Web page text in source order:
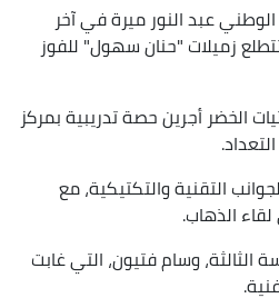
عبد النور ميرة في آخر
الذهاب (2 – 1)، تتطلع زميلات "حنان سهول" للفوز
الخضر أجرين حصة تدريبية بمركز
التقنية والتكتيكية، مع
الذهاب.
وسام فتيون، التي غابت